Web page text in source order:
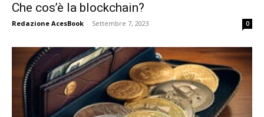
Che cos’è la blockchain?
Redazione AcesBook - Settembre 7, 2023 0